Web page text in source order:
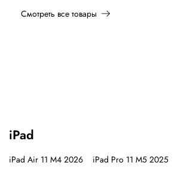
Смотреть все товары
iPad
iPad Air 11 M4 2026 iPad Pro 11 M5 2025